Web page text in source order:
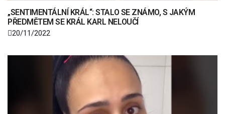
„SENTIMENTÁLNÍ KRÁL“: STALO SE ZNÁMO, S JAKÝM
PŘEDMĚTEM SE KRÁL KARL NELOUČÍ
20/11/2022